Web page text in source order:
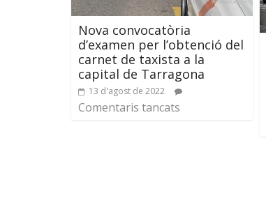
Nova convocatòria
d’examen per l’obtenció del
carnet de taxista a la
capital de Tarragona
13 d'agost de 2022
Comentaris tancats